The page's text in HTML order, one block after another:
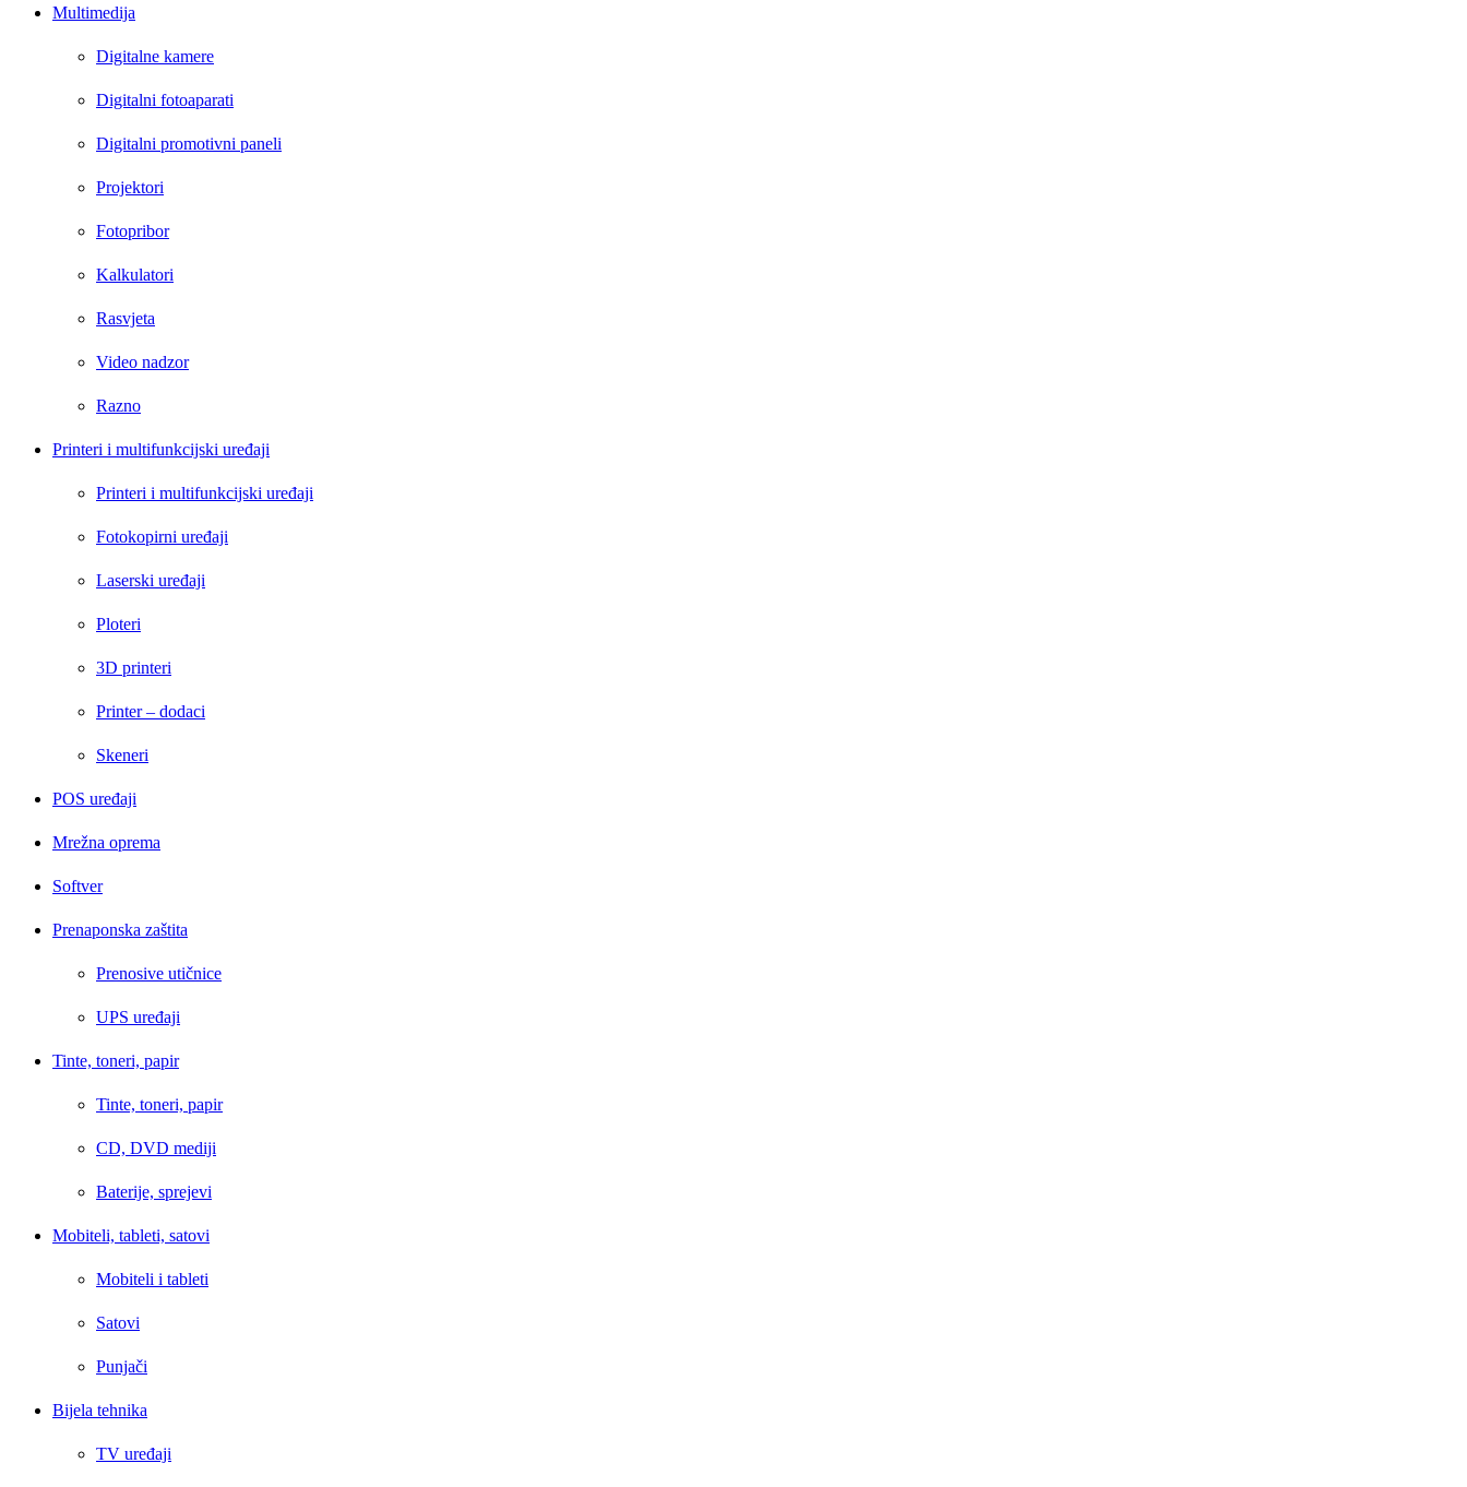
Multimedija
Digitalne kamere
Digitalni fotoaparati
Digitalni promotivni paneli
Projektori
Fotopribor
Kalkulatori
Rasvjeta
Video nadzor
Razno
Printeri i multifunkcijski uređaji
Printeri i multifunkcijski uređaji
Fotokopirni uređaji
Laserski uređaji
Ploteri
3D printeri
Printer – dodaci
Skeneri
POS uređaji
Mrežna oprema
Softver
Prenaponska zaštita
Prenosive utičnice
UPS uređaji
Tinte, toneri, papir
Tinte, toneri, papir
CD, DVD mediji
Baterije, sprejevi
Mobiteli, tableti, satovi
Mobiteli i tableti
Satovi
Punjači
Bijela tehnika
TV uređaji